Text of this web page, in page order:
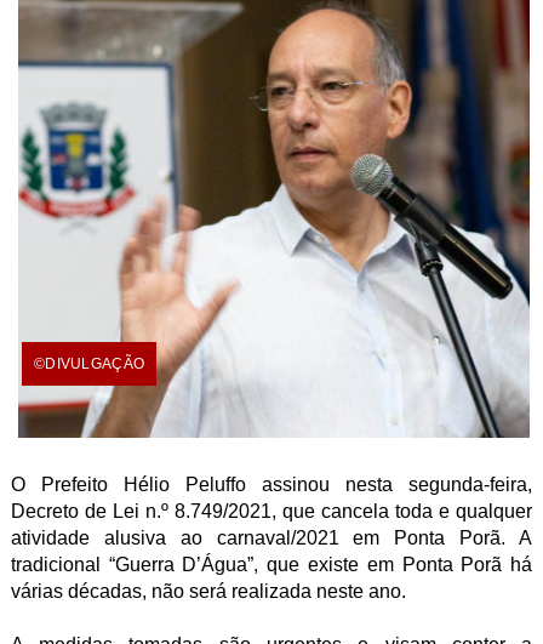
©DIVULGAÇÃO
O Prefeito Hélio Peluffo assinou nesta segunda-feira,
Decreto de Lei n.º 8.749/2021, que cancela toda e qualquer
atividade alusiva ao carnaval/2021 em Ponta Porã. A
tradicional “Guerra D’Água”, que existe em Ponta Porã há
várias décadas, não será realizada neste ano.